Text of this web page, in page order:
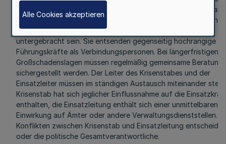
berät sich mit ihm über die erforderlichen
zur Vorbereitung operativ-taktischer Entscheidungen.
Einsatzleitung sollten soweit möglich in räumlicher Nähe
untergebracht sein. Sie entsenden gegenseitig hochrangige
Führungskräfte als Verbindungspersonen. Bei längerfristigen
Großschadenslagen müssen regelmäßig gemeinsame
sichergestellt werden. Der Leiter des Krisenstabes und der
Einsatzleiter müssen im ständigen Austausch miteinander
Krisenstab hat sich jeglicher Einflussnahme auf die
enthalten, die Einsatzleitung enthält sich einer unmittelbaren
Einwirkung auf Ämter oder andere Verwaltungsdienststellen.
Konflikten zwischen Krisenstab und Einsatzleitung
oder die politische Gesamtverantwortliche.
Alle Cookies akzeptieren